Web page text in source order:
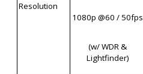
Resolution
1080p @60 / 50fps
(w/ WDR &
Lightfinder)